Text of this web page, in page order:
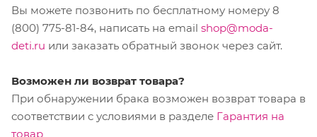
Вы можете позвонить по бесплатному номеру 8
(800) 775-81-84, написать на email shop@moda-
deti.ru или заказать обратный звонок через сайт.
Возможен ли возврат товара?
При обнаружении брака возможен возврат товара в
соответствии с условиями в разделе Гарантия на
товар